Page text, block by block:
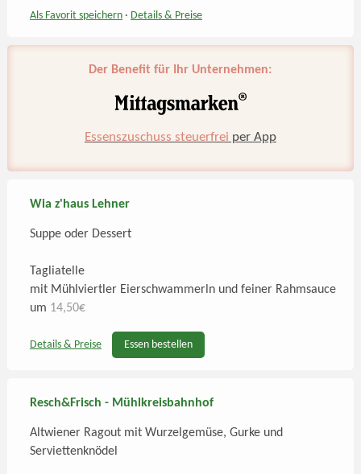
Als Favorit speichern· Details& Preise
Der Benefit für Ihr Unternehmen:
Essenszuschuss steuerfrei per App
Wia z'haus Lehner
Suppe oder Dessert
Tagliatelle
mit Mühlviertler Eierschwammerln und feiner Rahmsauce
um 14,50€
Details& Preise Essen bestellen
Resch&Frisch - Mühlkreisbahnhof
Altwiener Ragout mit Wurzelgemüse, Gurke und
Serviettenknödel